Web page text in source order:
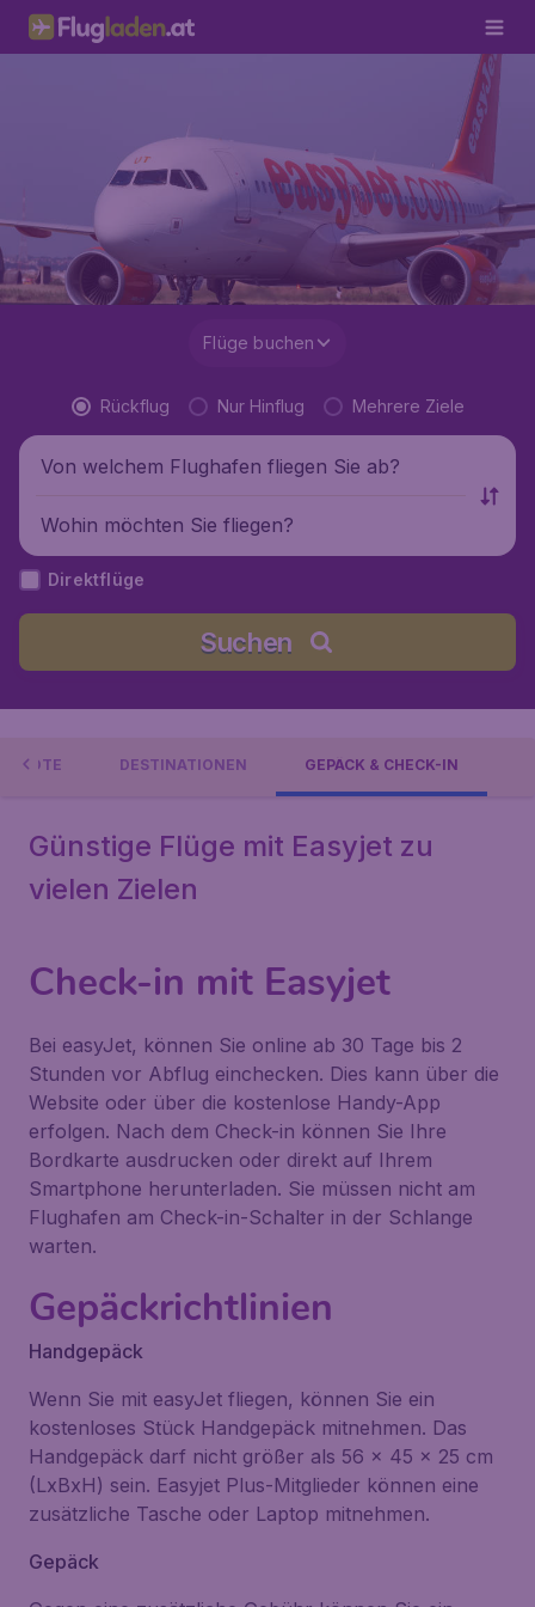
Flüge buchen
Rückflug Nur Hinflug Mehrere Ziele
Von welchem Flughafen fliegen Sie ab?
Wohin möchten Sie fliegen?
Direktflüge
Suchen
DESTINATIONEN GEPÄCK & CHECK-IN
Günstige Flüge mit Easyjet zu
vielen Zielen
Check-in mit Easyjet
Bei easyJet, können Sie online ab 30 Tage bis 2
Stunden vor Abflug einchecken. Dies kann über die
Website oder über die kostenlose Handy-App
erfolgen. Nach dem Check-in können Sie Ihre
Bordkarte ausdrucken oder direkt auf Ihrem
Smartphone herunterladen. Sie müssen nicht am
Flughafen am Check-in-Schalter in der Schlange
warten.
Gepäckrichtlinien
Handgepäck
Wenn Sie mit easyJet fliegen, können Sie ein
kostenloses Stück Handgepäck mitnehmen. Das
Handgepäck darf nicht größer als 56 x 45 x 25 cm
(LxBxH) sein. Easyjet Plus-Mitglieder können eine
zusätzliche Tasche oder Laptop mitnehmen.
Gepäck